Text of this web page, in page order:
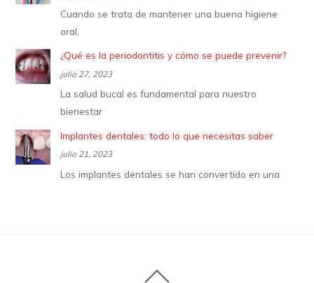
Cuando se trata de mantener una buena higiene
oral,
¿Qué es la periodontitis y cómo se puede prevenir?
julio 27, 2023
La salud bucal es fundamental para nuestro
bienestar
Implantes dentales: todo lo que necesitas saber
julio 21, 2023
Los implantes dentales se han convertido en una